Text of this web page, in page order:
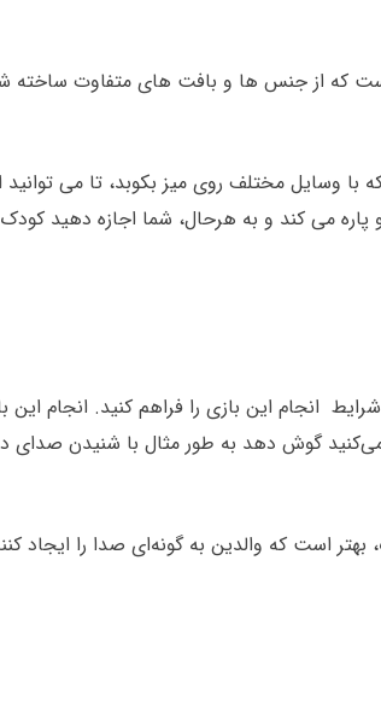
که از جنس ها و بافت های متفاوت ساخته
با وسایل مختلف روی میز بکوبد، تا می
پاره می کند و به هرحال، شما اجازه دهید
این بازی را فراهم کنید. انجام این
از او بخواهید تا به اصواتی که ایجاد می‌کنید گوش دهد به طور
که والدین به گونه‌ای صدا را ایجاد کنند